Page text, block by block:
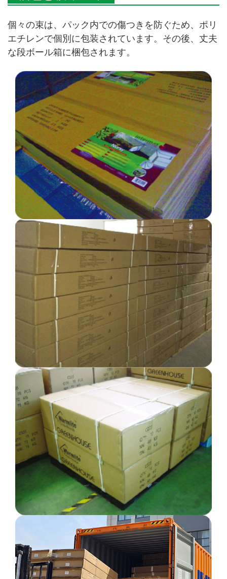
個々の束は、パック内での傷つきを防ぐため、ポリ
エチレンで個別に包装されています。その後、丈夫
な段ボール箱に梱包されます。